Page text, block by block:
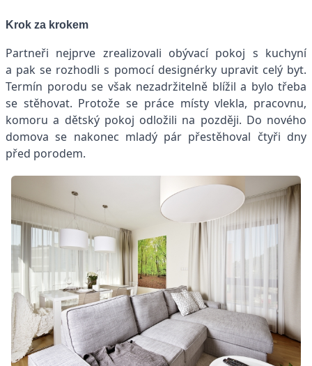
Krok za krokem
Partneři nejprve zrealizovali obývací pokoj s kuchyní
a pak se rozhodli s pomocí designérky upravit celý byt.
Termín porodu se však nezadržitelně blížil a bylo třeba
se stěhovat. Protože se práce místy vlekla, pracovnu,
komoru a dětský pokoj odložili na později. Do nového
domova se nakonec mladý pár přestěhoval čtyři dny
před porodem.